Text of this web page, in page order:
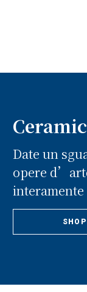
Date un
opere
SHOP